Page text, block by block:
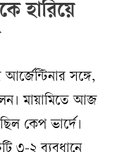
হারিয়ে
সঙ্গে,
মায়ামিতে আজ
কেপ ভার্দে।